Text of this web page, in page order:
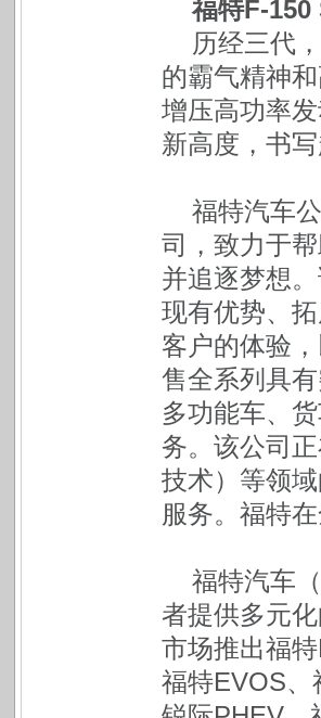
福特F-150
历经三代
的霸气精神
增压高功率
新高度，书
福特汽车
司，致力于
并追逐梦想
现有优势、
客户的体验
售全系列具
多功能车、
务。该公司
技术）等领
服务。福特
福特汽车
者提供多元
市场推出福
福特EVOS、